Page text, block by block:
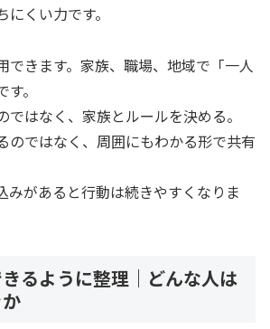
くい力です。
できます。家族、職場、地域で「一人
。
ではなく、家族とルールを決める。
のではなく、周囲にもわかる形で共有
みがあると行動は続きやすくなりま
るように整理｜どんな人は